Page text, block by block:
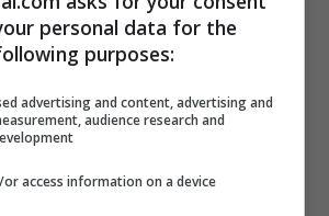
ANCHE >>>
Juventus, Haaland nel
personal data for the
purposes:
advertising and content, advertising and
audience research and
access information on a device